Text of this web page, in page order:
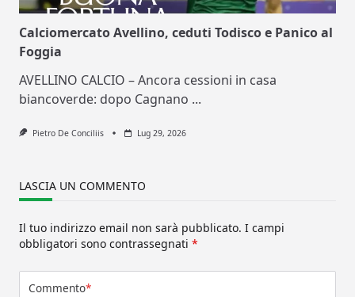
Calciomercato Avellino, ceduti Todisco e Panico al
Foggia
AVELLINO CALCIO – Ancora cessioni in casa
biancoverde: dopo Cagnano ...
Pietro De Conciliis Lug 29, 2026
LASCIA UN COMMENTO
Il tuo indirizzo email non sarà pubblicato. I campi
obbligatori sono contrassegnati *
Commento*